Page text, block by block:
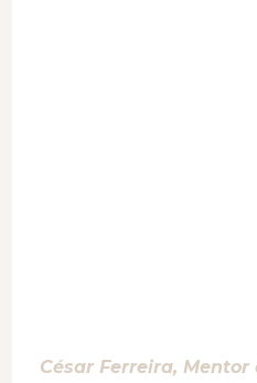
César Ferreira, Mentor